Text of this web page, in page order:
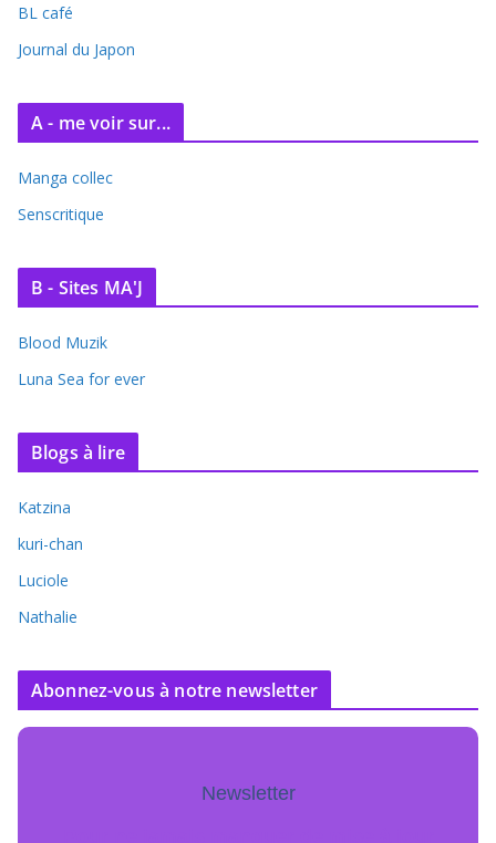
v
e
BL café
Journal du Japon
A - me voir sur...
Manga collec
Senscritique
B - Sites MA'J
Blood Muzik
Luna Sea for ever
Blogs à lire
Katzina
kuri-chan
Luciole
Nathalie
Abonnez-vous à notre newsletter
Newsletter